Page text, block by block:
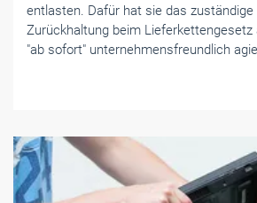
entlasten. Dafür hat sie das
Zurückhaltung beim Lieferkettengesetz
"ab sofort" unternehmensfreundlich